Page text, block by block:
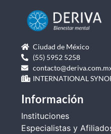
Ciudad de México
(55) 5952 5258
INTERNATIONAL
Información
Instituciones
Especialistas y